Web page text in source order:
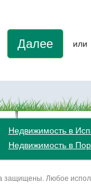
Далее или
Недвижимость в
Недвижимость в
Любое